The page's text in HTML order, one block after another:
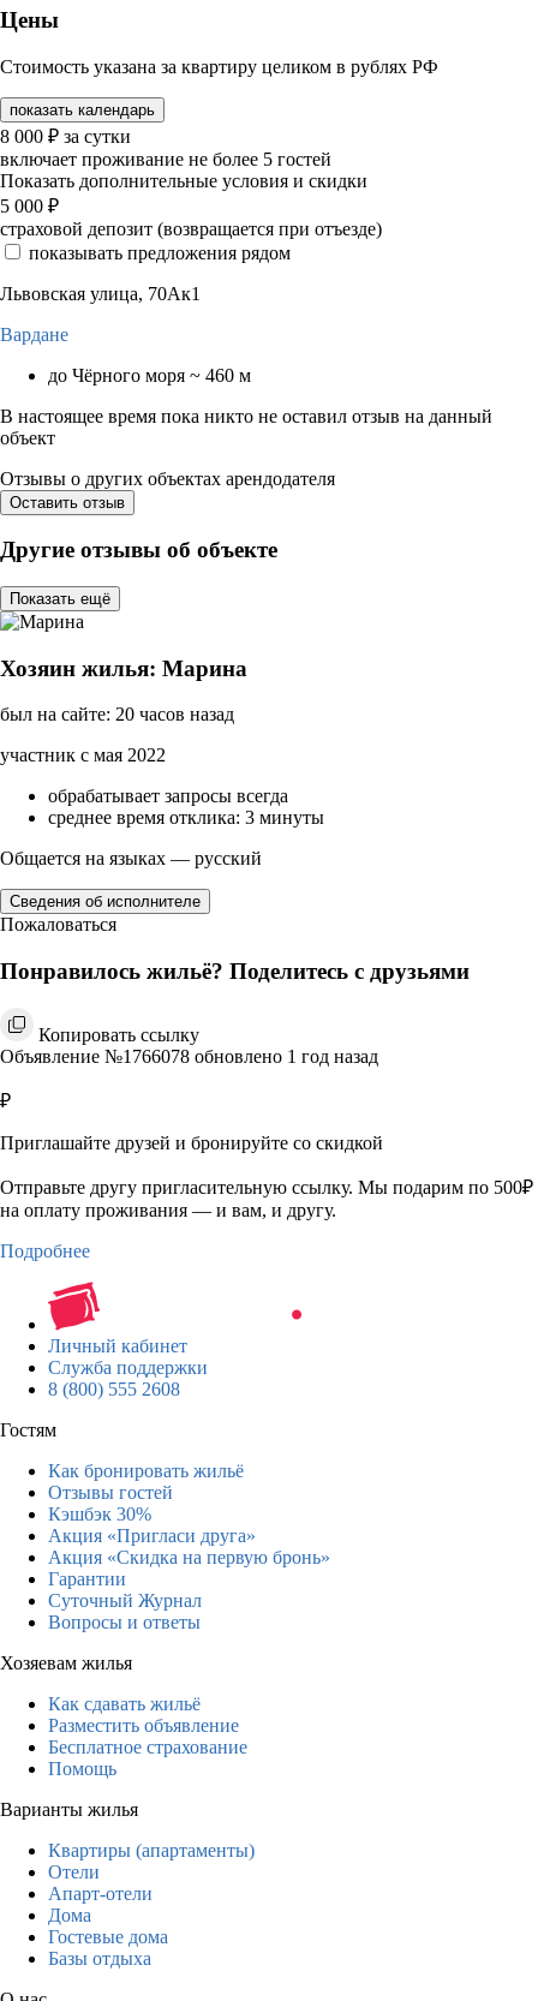
Цены
Стоимость указана за квартиру целиком в рублях РФ
показать календарь
8 000 ₽ за сутки
включает проживание не более 5 гостей
Показать дополнительные условия и скидки
5 000 ₽
страховой депозит (возвращается при отъезде)
показывать предложения рядом
Львовская улица, 70Ак1
Вардане
до Чёрного моря ~ 460 м
В настоящее время пока никто не оставил отзыв на данный
объект
Отзывы о других объектах арендодателя
Оставить отзыв
Другие отзывы об объекте
Показать ещё
Хозяин жилья: Марина
был на сайте: 20 часов назад
участник с мая 2022
обрабатывает запросы всегда
среднее время отклика: 3 минуты
Общается на языках — русский
Сведения об исполнителе
Пожаловаться
Понравилось жильё? Поделитесь с друзьями
Копировать ссылку
Объявление №1766078 обновлено 1 год назад
₽
Приглашайте друзей и бронируйте со скидкой
Отправьте другу пригласительную ссылку. Мы подарим по 500₽
на оплату проживания — и вам, и другу.
Подробнее
Личный кабинет
Служба поддержки
8 (800) 555 2608
Гостям
Как бронировать жильё
Отзывы гостей
Кэшбэк 30%
Акция «Пригласи друга»
Акция «Скидка на первую бронь»
Гарантии
Суточный Журнал
Вопросы и ответы
Хозяевам жилья
Как сдавать жильё
Разместить объявление
Бесплатное страхование
Помощь
Варианты жилья
Квартиры (апартаменты)
Отели
Апарт-отели
Дома
Гостевые дома
Базы отдыха